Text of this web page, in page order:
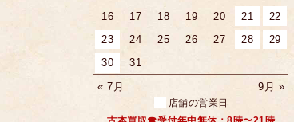
16
17 18 19 20 21
22
23
24 25 26 27 28
29
30
31
« 7月
9月 »
店舗の営業日